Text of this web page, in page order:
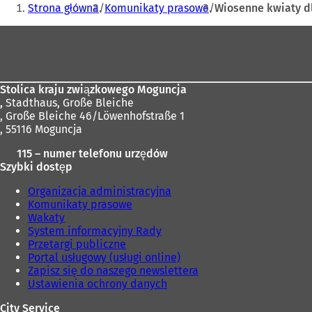
tutaj:
Strona główna Komunikaty prasowe Wiosenne kwiaty
Stolica kraju związkowego Moguncja
, Stadthaus, Große Bleiche
, Große Bleiche 46/Löwenhofstraße 1
, 55116 Moguncja
115 – numer telefonu urzędów
Szybki dostęp
Organizacja administracyjna
Komunikaty prasowe
Wakaty
System informacyjny Rady
Przetargi publiczne
Portal usługowy (usługi online)
Zapisz się do naszego newslettera
Ustawienia ochrony danych
City Service